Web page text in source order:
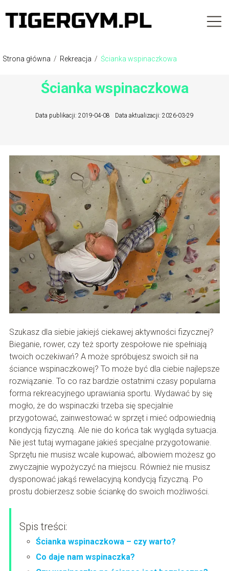
Strona główna / Rekreacja / Ścianka wspinaczkowa
Ścianka wspinaczkowa
Data publikacji: 2019-04-08 Data aktualizacji: 2026-03-29
Szukasz dla siebie jakiejś ciekawej aktywności fizycznej?
Bieganie, rower, czy też sporty zespołowe nie spełniają
twoich oczekiwań? A może spróbujesz swoich sił na
ściance wspinaczkowej? To może być dla ciebie najlepsze
rozwiązanie. To co raz bardzie ostatnimi czasy popularna
forma rekreacyjnego uprawiania sportu. Wydawać by się
mogło, że do wspinaczki trzeba się specjalnie
przygotować, zainwestować w sprzęt i mieć odpowiednią
kondycją fizyczną. Ale nie do końca tak wygląda sytuacja.
Nie jest tutaj wymagane jakieś specjalne przygotowanie.
Sprzętu nie musisz wcale kupować, albowiem możesz go
zwyczajnie wypożyczyć na miejscu. Również nie musisz
dysponować jakąś rewelacyjną kondycją fizyczną. Po
prostu dobierzesz sobie ściankę do swoich możliwości.
Spis treści:
Ścianka wspinaczkowa – czy warto?
Co daje nam wspinaczka?